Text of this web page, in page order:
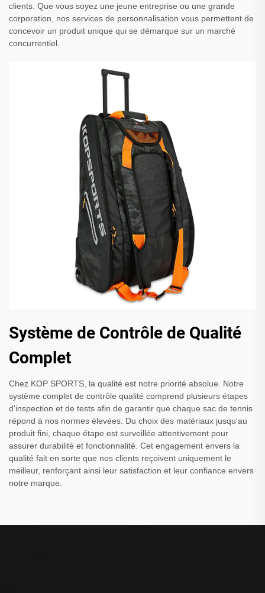
clients. Que vous soyez une jeune entreprise ou une grande
corporation, nos services de personnalisation vous permettent de
concevoir un produit unique qui se démarque sur un marché
concurrentiel.
Système de Contrôle de Qualité
Complet
Chez KOP SPORTS, la qualité est notre priorité absolue. Notre
système complet de contrôle qualité comprend plusieurs étapes
d'inspection et de tests afin de garantir que chaque sac de tennis
répond à nos normes élevées. Du choix des matériaux jusqu'au
produit fini, chaque étape est surveillée attentivement pour
assurer durabilité et fonctionnalité. Cet engagement envers la
qualité fait en sorte que nos clients reçoivent uniquement le
meilleur, renforçant ainsi leur satisfaction et leur confiance envers
notre marque.